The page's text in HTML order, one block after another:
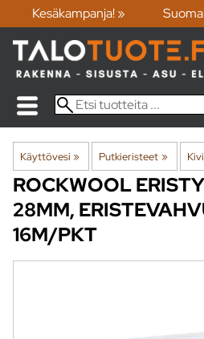
Kesäkampanja! »
Käyttövesi ‪» Putkieristeet ‪»
ROCKWOOL
28MM,
16M/PKT